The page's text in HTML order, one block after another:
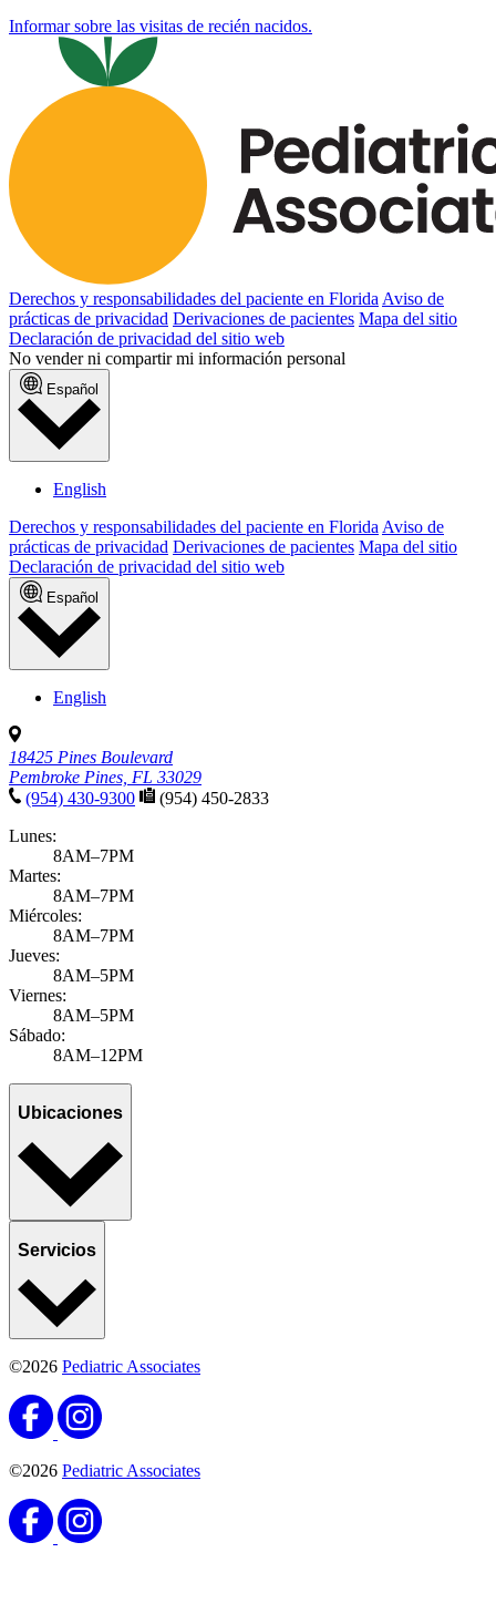
Informar sobre las visitas de recién nacidos.
Derechos y responsabilidades del paciente en Florida Aviso de
prácticas de privacidad Derivaciones de pacientes Mapa del sitio
Declaración de privacidad del sitio web
No vender ni compartir mi información personal
Español
English
Derechos y responsabilidades del paciente en Florida Aviso de
prácticas de privacidad Derivaciones de pacientes Mapa del sitio
Declaración de privacidad del sitio web
Español
English
18425 Pines Boulevard
Pembroke Pines, FL 33029
(954) 430-9300
(954) 450-2833
Lunes:
8AM–7PM
Martes:
8AM–7PM
Miércoles:
8AM–7PM
Jueves:
8AM–5PM
Viernes:
8AM–5PM
Sábado:
8AM–12PM
Ubicaciones
Servicios
©2026 Pediatric Associates
©2026 Pediatric Associates